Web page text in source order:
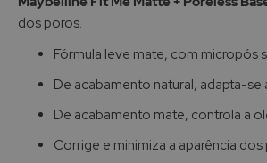
Galeria
de
imagens
dos poros.
Fórmula leve mate, com micropós
De acabamento natural, adapta-se
De acabamento mate, controla a
Corrige e minimiza a aparência